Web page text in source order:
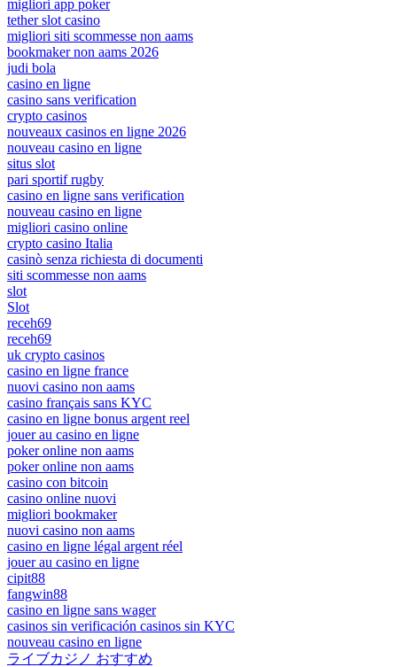
migliori app poker
tether slot casino
migliori siti scommesse non aams
bookmaker non aams 2026
judi bola
casino en ligne
casino sans verification
crypto casinos
nouveaux casinos en ligne 2026
nouveau casino en ligne
situs slot
pari sportif rugby
casino en ligne sans verification
nouveau casino en ligne
migliori casino online
crypto casino Italia
casinò senza richiesta di documenti
siti scommesse non aams
slot
Slot
receh69
receh69
uk crypto casinos
casino en ligne france
nuovi casino non aams
casino français sans KYC
casino en ligne bonus argent reel
jouer au casino en ligne
poker online non aams
poker online non aams
casino con bitcoin
casino online nuovi
migliori bookmaker
nuovi casino non aams
casino en ligne légal argent réel
jouer au casino en ligne
cipit88
fangwin88
casino en ligne sans wager
casinos sin verificación casinos sin KYC
nouveau casino en ligne
ライブカジノ おすすめ